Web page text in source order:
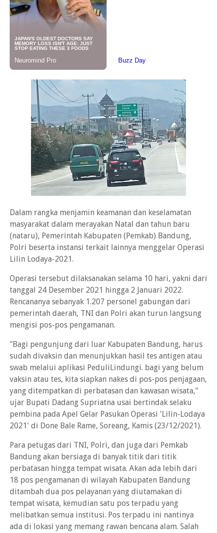
Dalam rangka menjamin keamanan dan keselamatan
masyarakat dalam merayakan Natal dan tahun baru
(nataru), Pemerintah Kabupaten (Pemkab) Bandung,
Polri beserta instansi terkait lainnya menggelar Operasi
Lilin Lodaya-2021.
Operasi tersebut dilaksanakan selama 10 hari, yakni dari
tanggal 24 Desember 2021 hingga 2 Januari 2022.
Rencananya sebanyak 1.207 personel gabungan dari
pemerintah daerah, TNI dan Polri akan turun langsung
mengisi pos-pos pengamanan.
"Bagi pengunjung dari luar Kabupaten Bandung, harus
sudah divaksin dan menunjukkan hasil tes antigen atau
swab melalui aplikasi PeduliLindungi. bagi yang belum
vaksin atau tes, kita siapkan nakes di pos-pos penjagaan,
yang ditempatkan di perbatasan dan kawasan wisata,"
ujar Bupati Dadang Supriatna usai bertindak selaku
pembina pada Apel Gelar Pasukan Operasi 'Lilin-Lodaya
2021' di Done Bale Rame, Soreang, Kamis (23/12/2021).
Para petugas dari TNI, Polri, dan juga dari Pemkab
Bandung akan bersiaga di banyak titik dari titik
perbatasan hingga tempat wisata. Akan ada lebih dari
18 pos pengamanan di wilayah Kabupaten Bandung
ditambah dua pos pelayanan yang diutamakan di
tempat wisata, kemudian satu pos terpadu yang
melibatkan semua institusi. Pos terpadu ini nantinya
ada di lokasi yang memang rawan bencana alam. Salah